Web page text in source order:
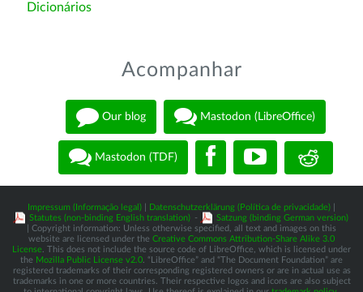
Dicionários
Acompanhar
Our blog Mastodon (LibreOffice)
Mastodon (TDF)
Impressum (Informação legal) Datenschutzerklärung (Política de privacidade)
Statutes (non-binding English translation) -
Satzung (binding German version)
| Copyright information: Unless otherwise specified, all text and images on this
website are licensed under the Creative Commons Attribution-Share Alike 3.0
License . This does not include the source code of LibreOffice, which is licensed under
the Mozilla Public License v2.0 . “LibreOffice” and “The Document Foundation” are
registered trademarks of their corresponding registered owners or are in actual use as
trademarks in one or more countries. Their respective logos and icons are also subject